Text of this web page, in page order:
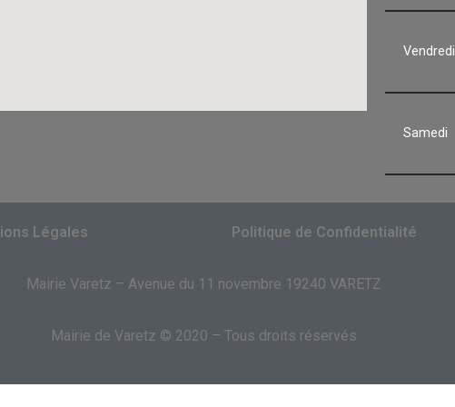
Vendredi
Samedi
Légales Politique de Confidentialité
Mairie Varetz – Avenue du 11 novembre 19240 VARETZ
Mairie de Varetz © 2020 – Tous droits réservés